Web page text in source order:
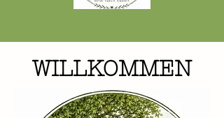
WILLKOMMEN